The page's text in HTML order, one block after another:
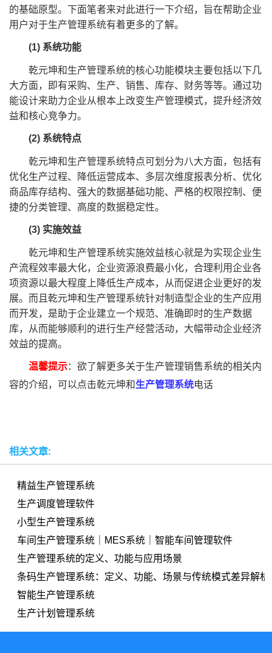
的基础原型。下面笔者来对此进行一下介绍，旨在帮助企业
用户对于生产管理系统有着更多的了解。
(1) 系统功能
乾元坤和生产管理系统的核心功能模块主要包括以下几
大方面，即有采购、生产、销售、库存、财务等等。通过功
能设计来助力企业从根本上改变生产管理模式，提升经济效
益和核心竞争力。
(2) 系统特点
乾元坤和生产管理系统特点可划分为八大方面，包括有
优化生产过程、降低运营成本、多层次维度报表分析、优化
商品库存结构、强大的数据基础功能、严格的权限控制、便
捷的分类管理、高度的数据稳定性。
(3) 实施效益
乾元坤和生产管理系统实施效益核心就是为实现企业生
产流程效率最大化，企业资源浪费最小化，合理利用企业各
项资源以最大程度上降低生产成本，从而促进企业更好的发
展。而且乾元坤和生产管理系统针对制造型企业的生产应用
而开发，是助于企业建立一个规范、准确即时的生产数据
库，从而能够顺利的进行生产经营活动，大幅带动企业经济
效益的提高。
温馨提示：欲了解更多关于生产管理销售系统的相关内
容的介绍，可以点击乾元坤和生产管理系统电话
相关文章:
精益生产管理系统
生产调度管理软件
小型生产管理系统
车间生产管理系统｜MES系统｜智能车间管理软件
生产管理系统的定义、功能与应用场景
条码生产管理系统：定义、功能、场景与传统模式差异解析
智能生产管理系统
生产计划管理系统